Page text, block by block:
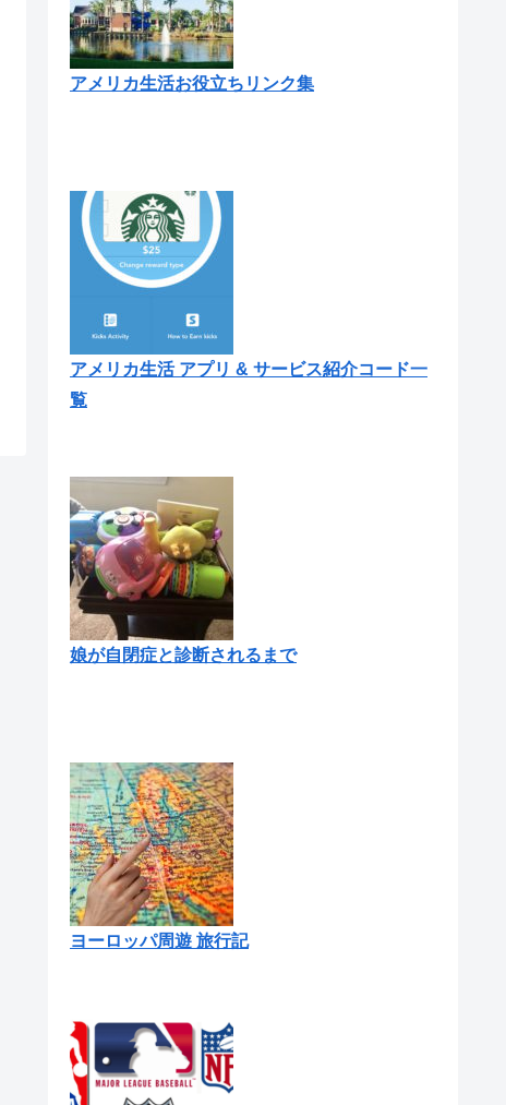
アメリカ生活お役立ちリンク集
アメリカ生活 アプリ & サービス紹介コード一
覧
娘が自閉症と診断されるまで
ヨーロッパ周遊 旅行記